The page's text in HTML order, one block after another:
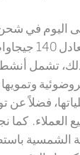
اليوم في
باستطاعة
تشمل
فضلاً عن
العملاء.